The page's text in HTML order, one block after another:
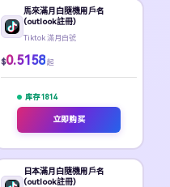
馬來滿月白隨機用戶名
(outlook註冊)
Tiktok 滿月白號
$0.5158 起
库存 1814
立即购买
日本滿月白隨機用戶名
(outlook註冊)